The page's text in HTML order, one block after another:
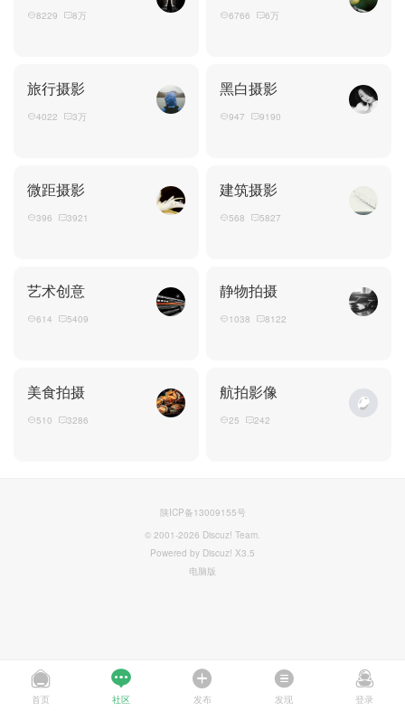
8229 8万 6766 6万
旅行摄影
4022 3万
黑白摄影
947 9190
微距摄影
396 3921
建筑摄影
568 5827
艺术创意
614 5409
静物拍摄
1038 8122
美食拍摄
510 3286
航拍影像
25 242
陕ICP备13009155号
© 2001-2026 Discuz! Team.
Powered by Discuz! X3.5
电脑版
首页 社区 发布 发现 登录